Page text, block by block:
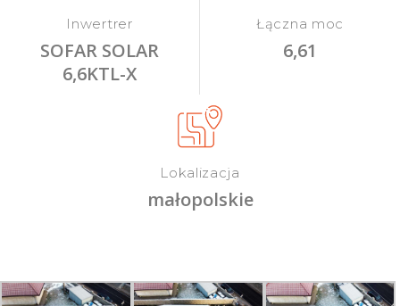
Inwertrer
SOFAR SOLAR
6,6KTL-X
Łączna moc
6,61
Lokalizacja
małopolskie